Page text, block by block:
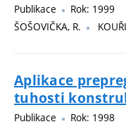
Publikace
Rok: 1999
ŠOŠOVIČKA, R.
Aplikace
tuhosti
Publikace
Rok: 1998